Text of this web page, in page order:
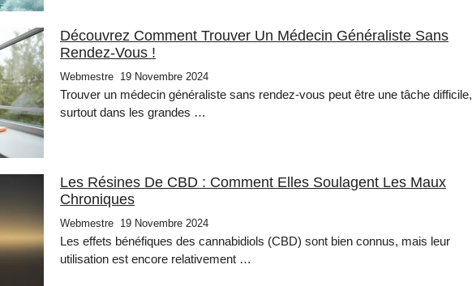
Découvrez Comment Trouver Un Médecin Généraliste Sans
Rendez-Vous !
Webmestre 19 Novembre 2024
Trouver un médecin généraliste sans rendez-vous peut être une tâche difficile,
surtout dans les grandes …
Les Résines De CBD : Comment Elles Soulagent Les Maux
Chroniques
Webmestre 19 Novembre 2024
Les effets bénéfiques des cannabidiols (CBD) sont bien connus, mais leur
utilisation est encore relativement …